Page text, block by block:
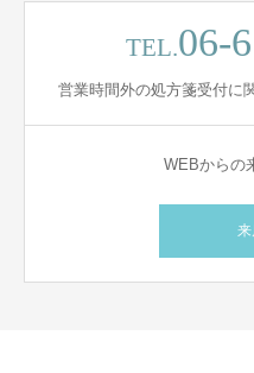
TEL.06-
営業時間外の処方箋受付に
WEBからの
来